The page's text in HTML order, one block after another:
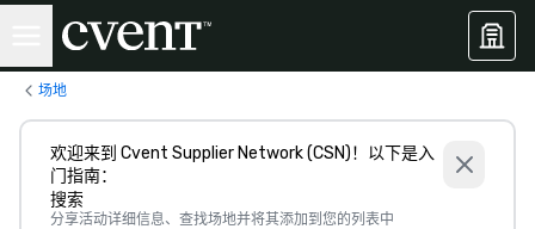
场地
欢迎来到 Cvent Supplier Network (CSN)！以下是入
门指南：
搜索
分享活动详细信息、查找场地并将其添加到您的列表中